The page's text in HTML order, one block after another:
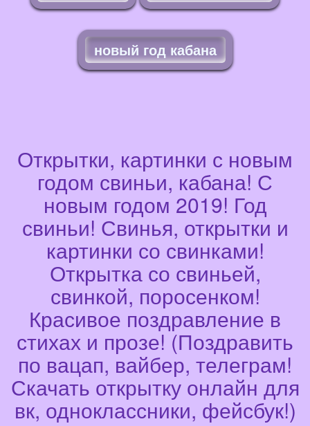
новый год кабана
Открытки, картинки с новым
годом свиньи, кабана! С
новым годом 2019! Год
свиньи! Свинья, открытки и
картинки со свинками!
Открытка со свиньей,
свинкой, поросенком!
Красивое поздравление в
стихах и прозе! (Поздравить
по вацап, вайбер, телеграм!
Скачать открытку онлайн для
вк, одноклассники, фейсбук!)